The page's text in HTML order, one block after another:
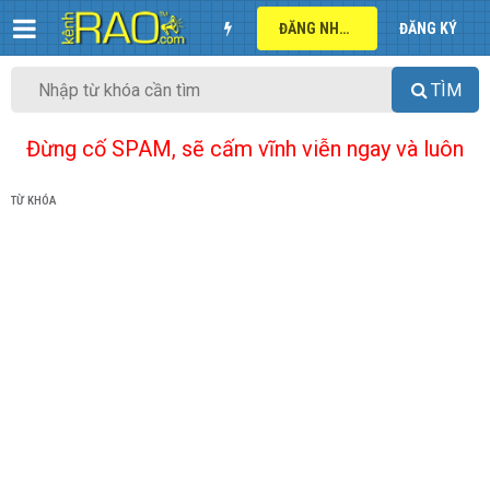
ĐĂNG NHẬP ĐĂNG KÝ
TÌM
Đừng cố SPAM, sẽ cấm vĩnh viễn ngay và luôn
TỪ KHÓA